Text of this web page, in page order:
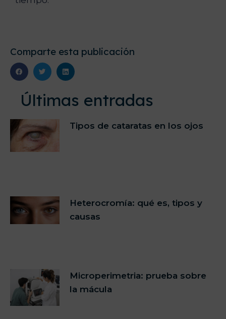
Comparte esta publicación
Últimas entradas
Tipos de cataratas en los ojos
Heterocromía: qué es, tipos y
causas
Microperimetria: prueba sobre
la mácula